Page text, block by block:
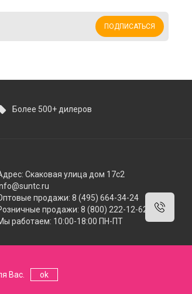
ПОДПИСАТЬСЯ
Более 500+ дилеров
Скаковая улица дом 17с2
продажи: 8 (495) 664-34-24
продажи: 8 (800) 222-12-62
работаем: 10:00-18:00 ПН-ПТ
Вас. ok